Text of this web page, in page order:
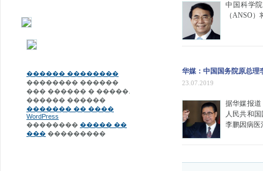
������ ��������
�������� ������
��� ������ � �����.
������ ������
������� �� ����
WordPress
�������� ����� ��
��� ���������
中国科学
（ANSO
华媒：中国国务院原总理
23.07.2019
据华媒报
人民共和
李鹏因病医